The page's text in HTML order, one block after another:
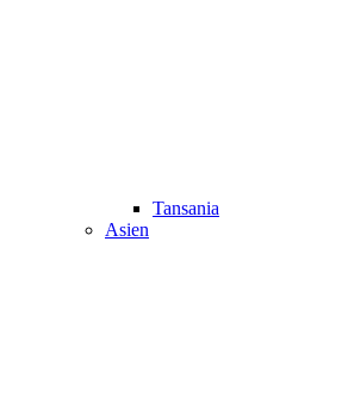
Tansania
Asien